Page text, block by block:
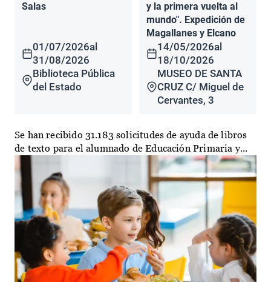
Salas
01/07/2026al
31/08/2026
Biblioteca Pública
del Estado
y la primera vuelta al
mundo". Expedición de
Magallanes y Elcano
14/05/2026al
18/10/2026
MUSEO DE SANTA
CRUZ C/ Miguel de
Cervantes, 3
Se han recibido 31.183 solicitudes de ayuda de libros
de texto para el alumnado de Educación Primaria y...